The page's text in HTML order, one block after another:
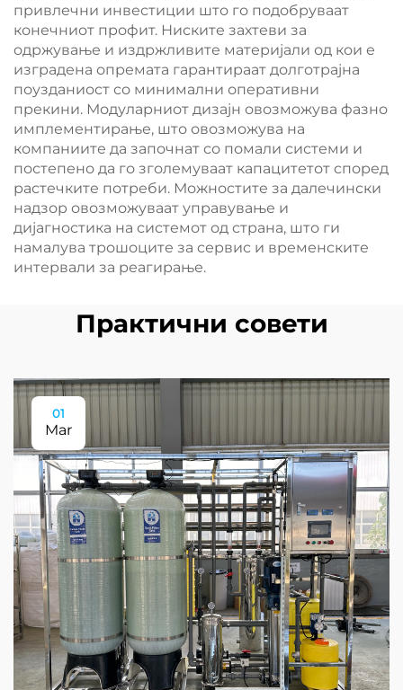
привлечни инвестиции што го подобруваат
конечниот профит. Ниските захтеви за
одржување и издржливите материјали од кои е
изградена опремата гарантираат долготрајна
поузданиост со минимални оперативни
прекини. Модуларниот дизајн овозможува фазно
имплементирање, што овозможува на
компаниите да започнат со помали системи и
постепено да го зголемуваат капацитетот според
растечките потреби. Можностите за далечински
надзор овозможуваат управување и
дијагностика на системот од страна, што ги
намалува трошоците за сервис и временските
интервали за реагирање.
Практични совети
01
Mar